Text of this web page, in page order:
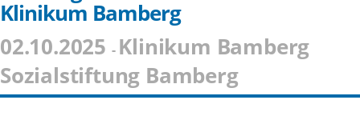
Klinikum Bamberg
02.10.2025 - Klinikum Bamberg
Sozialstiftung Bamberg